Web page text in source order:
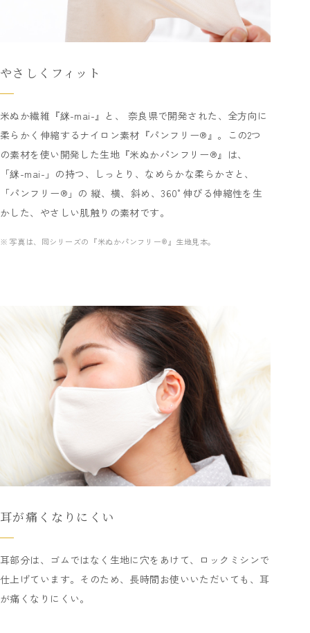
やさしくフィット
米ぬか繊維『䋛-mai-』と、 奈良県で開発された、全方向に
柔らかく伸縮するナイロン素材『パンフリー®』。この2つ
の素材を使い開発した生地『米ぬかパンフリー®』は、
「䋛-mai-」の持つ、しっとり、なめらかな柔らかさと、
「パンフリー®」の 縦、横、斜め、360°伸びる伸縮性を生
かした、やさしい肌触りの素材です。
写真は、同シリーズの『米ぬかパンフリー®』生地見本。
耳が痛くなりにくい
耳部分は、ゴムではなく生地に穴をあけて、ロックミシンで
仕上げています。そのため、長時間お使いいただいても、耳
が痛くなりにくい。